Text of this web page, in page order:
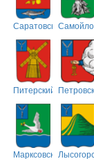
Саратовский
Питерский
Марксовский